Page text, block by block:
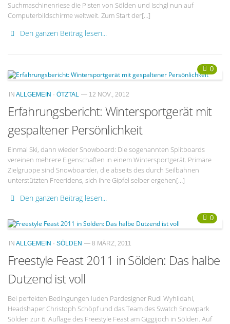
Suchmaschinenriese die Pisten von Sölden und Ischgl nun auf
Computerbildschirme weltweit. Zum Start der[…]
Den ganzen Beitrag lesen...
0
IN ALLGEMEIN · ÖTZTAL — 12 NOV., 2012
Erfahrungsbericht: Wintersportgerät mit
gespaltener Persönlichkeit
Einmal Ski, dann wieder Snowboard: Die sogenannten Splitboards
vereinen mehrere Eigenschaften in einem Wintersportgerät. Primäre
Zielgruppe sind Snowboarder, die abseits des durch Seilbahnen
unterstützten Freeridens, sich ihre Gipfel selber ergehen[…]
Den ganzen Beitrag lesen...
0
IN ALLGEMEIN · SÖLDEN — 8 MÄRZ, 2011
Freestyle Feast 2011 in Sölden: Das halbe
Dutzend ist voll
Bei perfekten Bedingungen luden Pardesigner Rudi Wyhlidahl,
Headshaper Christoph Schöpf und das Team des Swatch Snowpark
Sölden zur 6. Auflage des Freestyle Feast am Giggijoch in Sölden. Auf